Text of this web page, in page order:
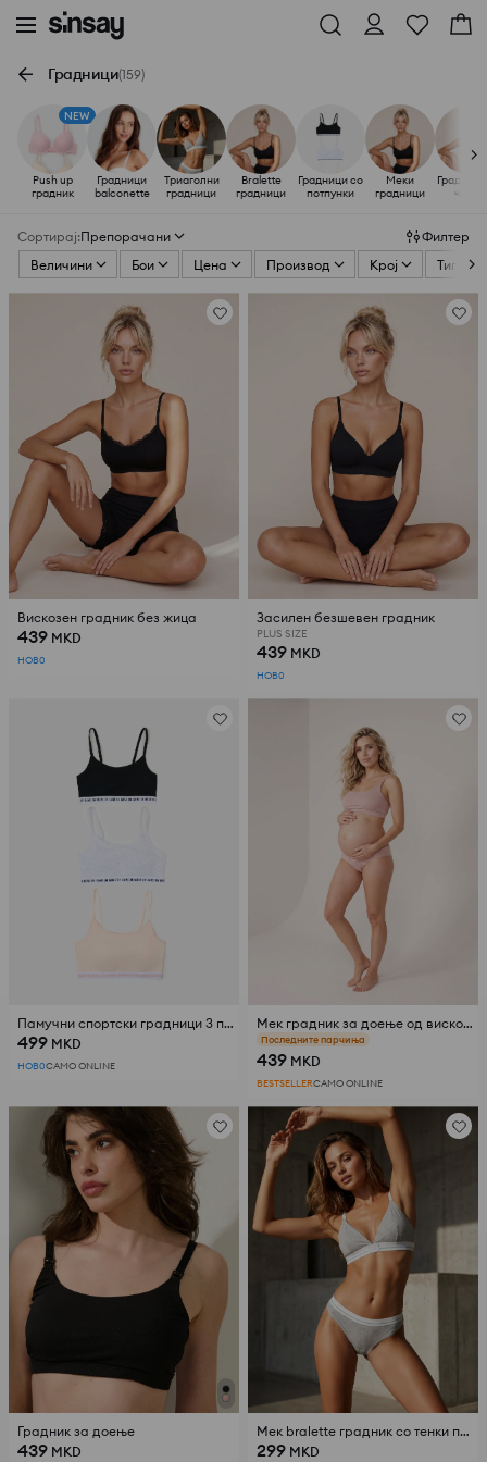
Градници(159)
NEW
Push up
градник
Градници
balconette
Триаголни
градници
Bralette
градници
Градници со
потпунки
Меки
градници
чипка
Сортирај:Препорачани
Филтер
Величини
Бои Цена Производ Крој Тип
Вискозен градник без жица
439 MKD
НОВ0
Засилен безшевен градник
PLUS SIZE
439 MKD
НОВ0
Памучни спортски градници 3 парчиња
499 MKD
НОВ0САМО ONLINE
Мек градник за доење од вискоза
Последните парчиња
439 MKD
BESTSELLERСАМО ONLINE
Градник за доење
439 MKD
Мек bralette градник со тенки прилагодливи прерамки
299 MKD